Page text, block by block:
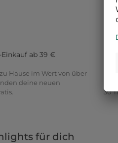
ab 39 €
Hause im Wert von über
deine neuen
30
30
für dich